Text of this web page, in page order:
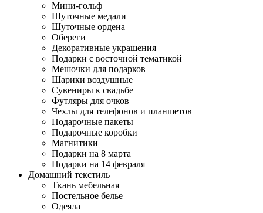
Мини-гольф
Шуточные медали
Шуточные ордена
Обереги
Декоративные украшения
Подарки с восточной тематикой
Мешочки для подарков
Шарики воздушные
Сувениры к свадьбе
Футляры для очков
Чехлы для телефонов и планшетов
Подарочные пакеты
Подарочные коробки
Магнитики
Подарки на 8 марта
Подарки на 14 февраля
Домашний текстиль
Ткань мебельная
Постельное белье
Одеяла